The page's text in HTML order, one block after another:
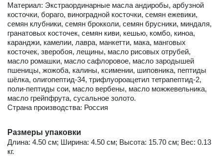
Материал: Экстраординарные масла андиробы, арбузной
косточки, бораго, виноградной косточки, семян ежевики,
семян клубники, семян брокколи, семян брусники, миндаля,
гранатовых косточек, семян киви, кешью, комбо, киноа,
каранджи, камелии, лавра, манкетти, мака, манговых
косточек, зверобоя, лещины, масло рисовых отрубей,
масло ромашки, масло сафлоровое, масло зародышей
пшеницы, жожоба, калины, ксимении, шиповника, пептиды
шёлка, олигопептид-34, трифлуороацетил тетрапептид-2,
поли-пептиды сои, масло вербены, масло можжевельника,
масло грейпфрута, сусальное золото.
Страна производства: Россия
Размеры упаковки
Длина: 4.50 см; Ширина: 4.50 см; Высота: 15.70 см; Вес: 0.13
кг.